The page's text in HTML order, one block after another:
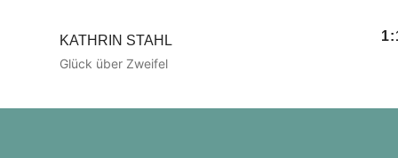
KATHRIN STAHL
Glück über Zweifel